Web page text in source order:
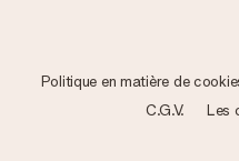
Politique en matière de
C.G.V.
Les